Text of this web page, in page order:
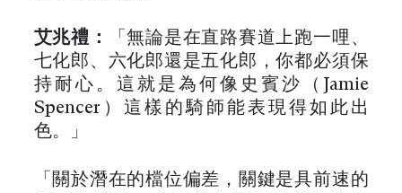
艾兆禮：
「無論是在直路賽道上跑一哩、
七化郎、六化郎還是五化郎，你都必須保
持耐心。這就是為何像史賓沙（Jamie
Spencer）這樣的騎師能表現得如此出
色。」
「關於潛在的檔位偏差，關鍵是具前速的